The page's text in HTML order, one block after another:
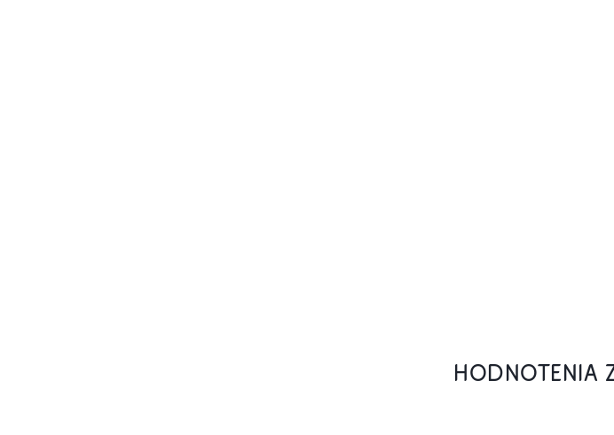
HODNOTENIA